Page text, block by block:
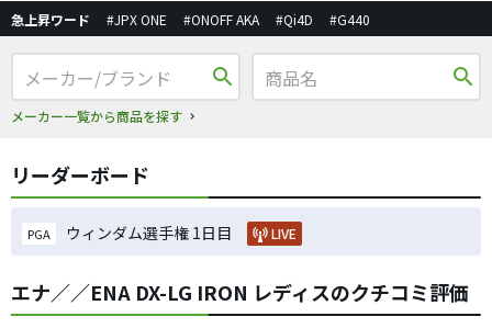
急上昇ワード #JPX ONE #ONOFF AKA #Qi4D #G440
search
メーカー一覧から商品を探す
search
リーダーボード
PGA ウィンダム選手権 1日目 LIVE
エナ／／ENA DX-LG IRON レディスのクチコミ評価